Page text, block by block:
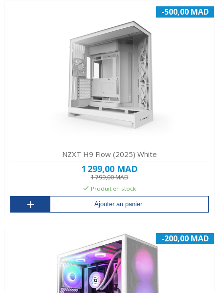
-500,00 MAD
NZXT H9 Flow (2025) White
1 299,00 MAD
1 799,00 MAD
Produit en stock
Ajouter au panier
-200,00 MAD